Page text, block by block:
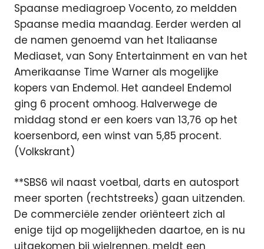
Spaanse mediagroep Vocento, zo meldden
Spaanse media maandag. Eerder werden al
de namen genoemd van het Italiaanse
Mediaset, van Sony Entertainment en van het
Amerikaanse Time Warner als mogelijke
kopers van Endemol. Het aandeel Endemol
ging 6 procent omhoog. Halverwege de
middag stond er een koers van 13,76 op het
koersenbord, een winst van 5,85 procent.
(Volkskrant)
**SBS6 wil naast voetbal, darts en autosport
meer sporten (rechtstreeks) gaan uitzenden.
De commerciële zender oriënteert zich al
enige tijd op mogelijkheden daartoe, en is nu
uitgekomen bij wielrennen, meldt een